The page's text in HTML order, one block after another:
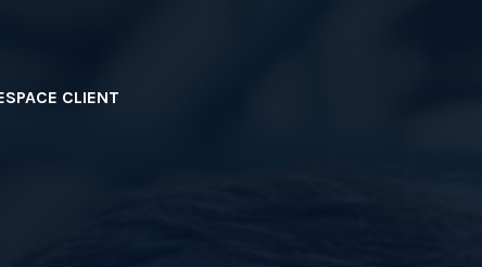
CLIENT